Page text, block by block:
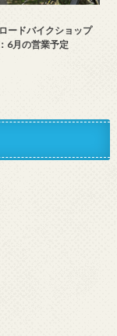
ードバイクショップ
6月の営業予定